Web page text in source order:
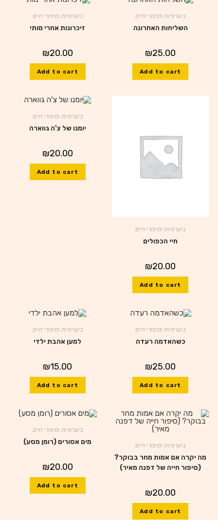
ביוגרפיות וסיפורי חיים
השליחות האחרונה
₪25.00
Add to cart
ביוגרפיות וסיפורי חיים
זיכרונות אחרי מותי
₪20.00
Add to cart
ביוגרפיות וסיפורי חיים
חיי הכפולים
₪20.00
Add to cart
ביוגרפיות וסיפורי חיים
יומנו של צ'ה גווארה
₪20.00
Add to cart
ביוגרפיות וסיפורי חיים
כשהאדמה רעדה
₪25.00
Add to cart
ביוגרפיות וסיפורי חיים
למען אהבת ילדי
₪15.00
Add to cart
ביוגרפיות וסיפורי חיים
מה יקרה אם אמות מחר בבוקר?
(סיפור חייה של דפנה מאיר)
₪20.00
Add to cart
ביוגרפיות וסיפורי חיים
מים אסורים (רומן מסע)
₪20.00
Add to cart